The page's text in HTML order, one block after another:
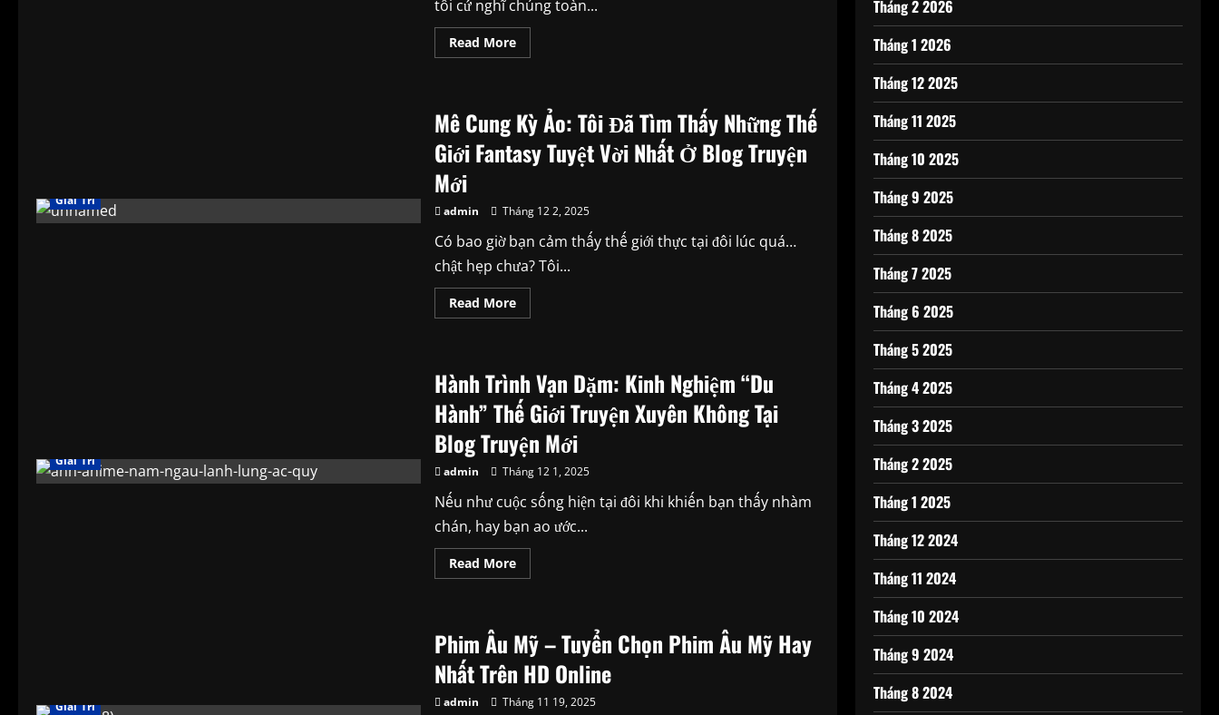
tôi cứ nghĩ chúng toàn...
Read MoreRead
more
hình
3D
Trung
Quốc
dài
xem
càng
“nghiện”
không
lối
thoát
Giải Trí
Mê Cung Kỳ Ảo: Tôi Đã Tìm Thấy Những Thế
Giới Fantasy Tuyệt Vời Nhất Ở Blog Truyện
Mới
admin Tháng 12 2, 2025
Có bao giờ bạn cảm thấy thế giới thực tại đôi lúc quá…
chật hẹp chưa? Tôi...
Read MoreRead
more
Ảo:
Tôi
Đã
Tìm
Thấy
Những
Thế
Giới
Fantasy
Tuyệt
Vời
Ở
Mới
Giải Trí
Hành Trình Vạn Dặm: Kinh Nghiệm “Du
Hành” Thế Giới Truyện Xuyên Không Tại
Blog Truyện Mới
admin Tháng 12 1, 2025
Nếu như cuộc sống hiện tại đôi khi khiến bạn thấy nhàm
chán, hay bạn ao ước...
Read MoreRead
more
Dặm:
Kinh
Nghiệm
“Du
Thế
Giải Trí
Phim Âu Mỹ – Tuyển Chọn Phim Âu Mỹ Hay
Nhất Trên HD Online
admin Tháng 11 19, 2025
Tháng 2 2026
Tháng 1 2026
Tháng 12 2025
Tháng 11 2025
Tháng 10 2025
Tháng 9 2025
Tháng 8 2025
Tháng 7 2025
Tháng 6 2025
Tháng 5 2025
Tháng 4 2025
Tháng 3 2025
Tháng 2 2025
Tháng 1 2025
Tháng 12 2024
Tháng 11 2024
Tháng 10 2024
Tháng 9 2024
Tháng 8 2024